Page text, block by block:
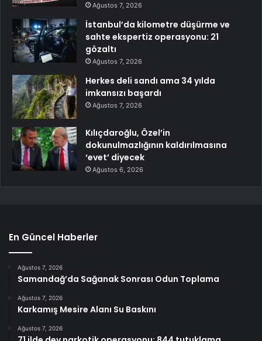
Ağustos 7, 2026
İstanbul’da kilometre düşürme ve
sahte ekspertiz operasyonu: 21
gözaltı
Ağustos 7, 2026
Herkes deli sandı ama 34 yılda
imkansızı başardı
Ağustos 7, 2026
Kılıçdaroğlu, Özel’in
dokunulmazlığının kaldırılmasına
‘evet’ diyecek
Ağustos 6, 2026
En Güncel Haberler
Ağustos 7, 2026
Samandağ’da Sağanak Sonrası Odun Toplama
Ağustos 7, 2026
Karkamış Mesire Alanı Su Baskını
Ağustos 7, 2026